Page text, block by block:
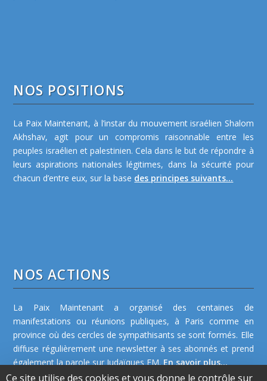
NOS POSITIONS
La Paix Maintenant, à l’instar du mouvement israélien Shalom
Akhshav, agit pour un compromis raisonnable entre les
peuples israélien et palestinien. Cela dans le but de répondre à
leurs aspirations nationales légitimes, dans la sécurité pour
chacun d’entre eux, sur la base des principes suivants...
NOS ACTIONS
La Paix Maintenant a organisé des centaines de
manifestations ou réunions publiques, à Paris comme en
province où des cercles de sympathisants se sont formés. Elle
diffuse régulièrement une newsletter à ses abonnés et prend
également la parole sur Judaïques FM.En savoir plus...
Ce site utilise des cookies et vous donne le contrôle sur